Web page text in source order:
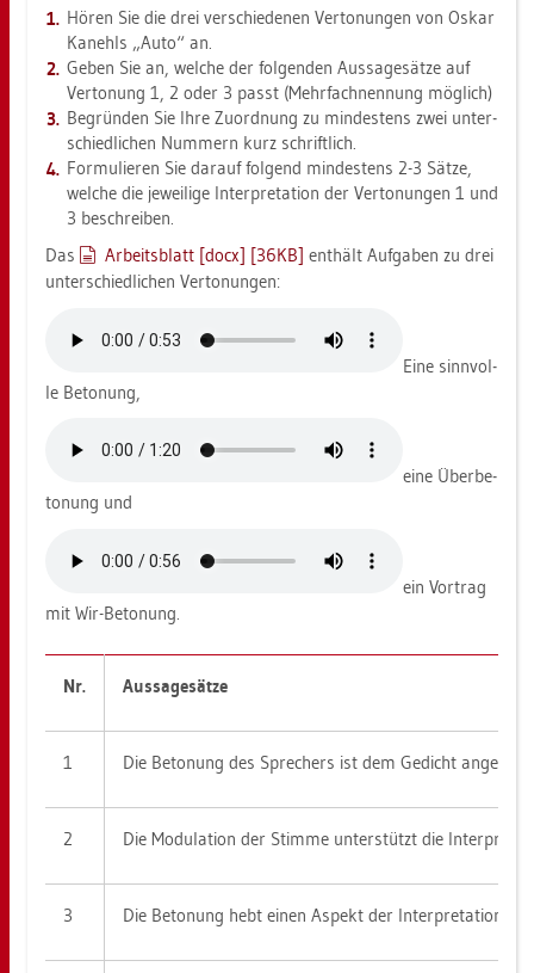
Hören Sie die drei ver­schie­de­nen Ver­to­nun­gen von Oskar
Ka­nehls „Auto“ an.
Geben Sie an, wel­che der fol­gen­den Aus­sa­ge­sät­ze auf
Ver­to­nung 1, 2 oder 3 passt (Mehr­fach­nen­nung mög­lich)
Be­grün­den Sie Ihre Zu­ord­nung zu min­des­tens zwei un­ter­
schied­li­chen Num­mern kurz schrift­lich.
For­mu­lie­ren Sie dar­auf fol­gend min­des­tens 2-3 Sätze,
wel­che die je­wei­li­ge In­ter­pre­ta­ti­on der Ver­to­nun­gen 1 und
3 be­schrei­ben.
Das
Ar­beits­blatt [docx] [36KB] ent­hält Auf­ga­ben zu drei
un­ter­schied­li­chen Ver­to­nun­gen:
Eine sinn­vol­
le Be­to­nung,
eine Über­be­
to­nung und
ein Vor­trag
mit Wir-Be­to­nung.
Nr. Aus­sa­ge­sät­ze
1 Die Be­to­nung des Spre­chers ist dem Ge­dicht
2 Die Mo­du­la­ti­on der Stim­me un­ter­stützt die
3 Die Be­to­nung hebt einen As­pekt der In­ter­pre­ta­ti­on